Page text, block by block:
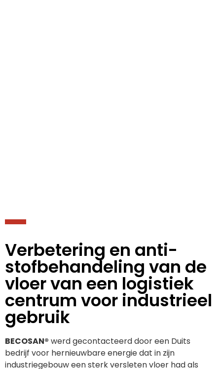
Verbetering en anti-
stofbehandeling van de
vloer van een logistiek
centrum voor industrieel
gebruik
BECOSAN® werd gecontacteerd door een Duits
bedrijf voor hernieuwbare energie dat in zijn
industriegebouw een sterk versleten vloer had als